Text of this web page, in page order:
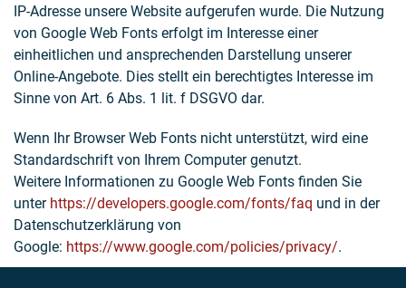
IP-Adresse unsere Website aufgerufen wurde. Die Nutzung
von Google Web Fonts erfolgt im Interesse einer
einheitlichen und ansprechenden Darstellung unserer
Online-Angebote. Dies stellt ein berechtigtes Interesse im
Sinne von Art. 6 Abs. 1 lit. f DSGVO dar.
Wenn Ihr Browser Web Fonts nicht unterstützt, wird eine
Standardschrift von Ihrem Computer genutzt.
Weitere Informationen zu Google Web Fonts finden Sie
unter https://developers.google.com/fonts/faq und in der
Datenschutzerklärung von
Google: https://www.google.com/policies/privacy/.